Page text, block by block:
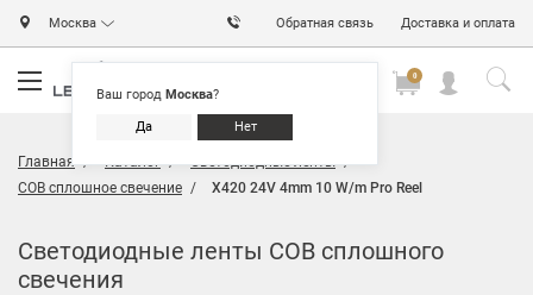
Москва
Ваш город Москва?
Да Нет
Обратная связь Доставка и оплата
0
Главная Каталог
Светодиодные ленты
COB сплошное свечение
X420 24V 4mm 10 W/m Pro Reel
Светодиодные ленты COB сплошного
свечения